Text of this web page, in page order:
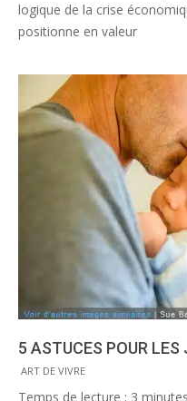
logique de la crise
positionne en valeur
5 ASTUCES POUR LES
2015-
09-
ART DE VIVRE
Temps de lecture : 3 minutes